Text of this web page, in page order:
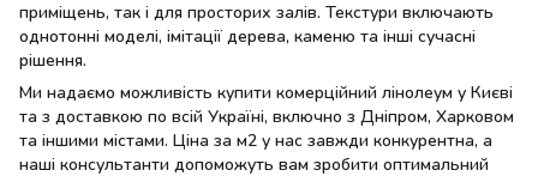
приміщень, так і для просторих залів. Текстури включають
однотонні моделі, імітації дерева, каменю та інші сучасні
рішення.
Ми надаємо можливість купити комерційний лінолеум у Києві
та з доставкою по всій Україні, включно з Дніпром, Харковом
та іншими містами. Ціна за м2 у нас завжди конкурентна, а
наші консультанти допоможуть вам зробити оптимальний